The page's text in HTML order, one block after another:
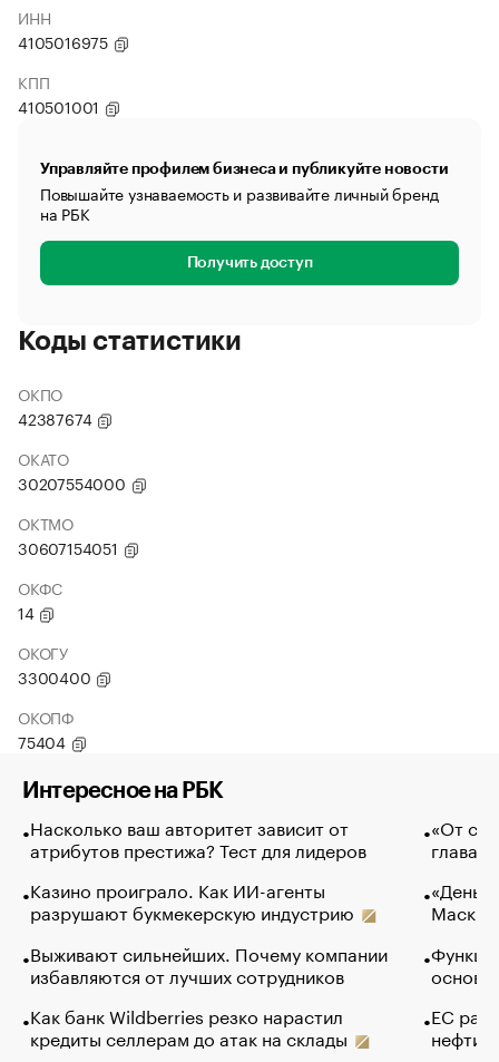
ИНН
4105016975
КПП
410501001
Управляйте профилем бизнеса и публикуйте новости
Повышайте узнаваемость и развивайте личный бренд
на РБК
Получить доступ
Коды статистики
ОКПО
42387674
ОКАТО
30207554000
ОКТМО
30607154051
ОКФС
14
ОКОГУ
3300400
ОКОПФ
75404
Интересное на РБК
Насколько ваш авторитет зависит от
атрибутов престижа? Тест для лидеров
Казино проиграло. Как ИИ-агенты
разрушают букмекерскую индустрию
Выживают сильнейших. Почему компании
избавляются от лучших сотрудников
Как банк Wildberries резко нарастил
кредиты селлерам до атак на склады
«От
глава
Маск в
основ
ЕС
нефти